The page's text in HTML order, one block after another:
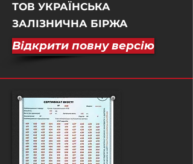
ТОВ УКРАЇНСЬКА
ЗАЛІЗНИЧНА БІРЖА
Відкрити повну версію